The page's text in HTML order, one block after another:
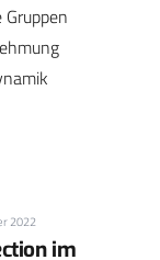
2022
im